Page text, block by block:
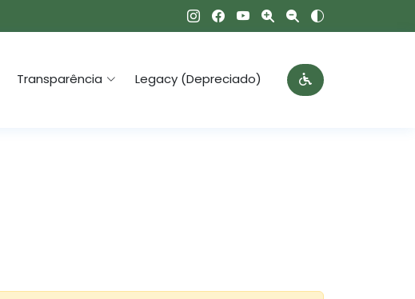
Transparência Legacy (Depreciado)